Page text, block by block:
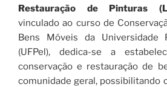
Restauração de Pinturas
vinculado ao curso de
Bens Móveis da Universidade
(UFPel), dedica-se a
conservação e restauração de
comunidade geral, possibilitando